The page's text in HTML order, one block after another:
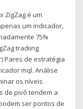
ZigZag é um
um indicador,
75%
tradiing
Pares de estratégia
mql. Análise
os níveis
de pivô tendem a
ser pontos de